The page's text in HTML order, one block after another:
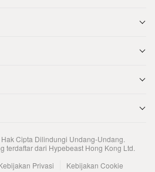
Hak Cipta Dilindungi Undang-Undang.
terdaftar dari Hypebeast Hong Kong Ltd.
Privasi Kebijakan Cookie